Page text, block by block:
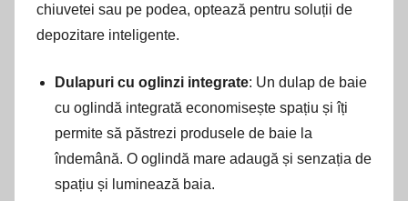
chiuvetei sau pe podea, optează pentru soluții de
depozitare inteligente.
Dulapuri cu oglinzi integrate: Un dulap de baie
cu oglindă integrată economisește spațiu și îți
permite să păstrezi produsele de baie la
îndemână. O oglindă mare adaugă și senzația de
spațiu și luminează baia.